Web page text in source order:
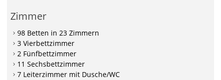
Zimmer
98 Betten in 23 Zimmern
3 Vierbettzimmer
2 Fünfbettzimmer
11 Sechsbettzimmer
7 Leiterzimmer mit Dusche/WC